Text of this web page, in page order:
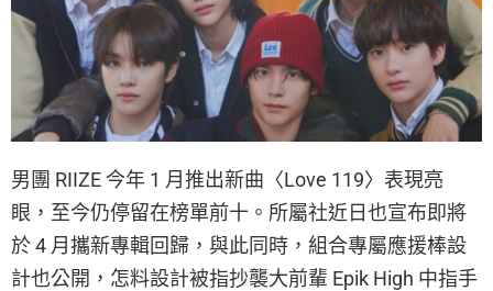
男團 RIIZE 今年 1 月推出新曲〈Love 119〉表現亮
眼，至今仍停留在榜單前十。所屬社近日也宣布即將
於 4 月攜新專輯回歸，與此同時，組合專屬應援棒設
計也公開，怎料設計被指抄襲大前輩 Epik High 中指手